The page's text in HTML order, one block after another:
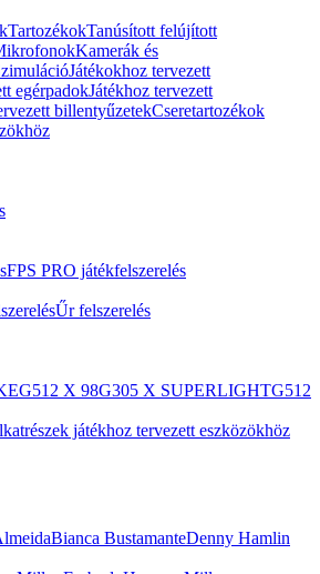
TartozékokTanúsított felújított
Kamerák és
Játékokhoz tervezett
egérpadokJátékhoz tervezett
billentyűzetekCseretartozékok
FPS PRO játékfelszerelés
Űr felszerelés
G512 X 98G305 X SUPERLIGHTG512
játékhoz tervezett eszközökhöz
Bianca BustamanteDenny Hamlin